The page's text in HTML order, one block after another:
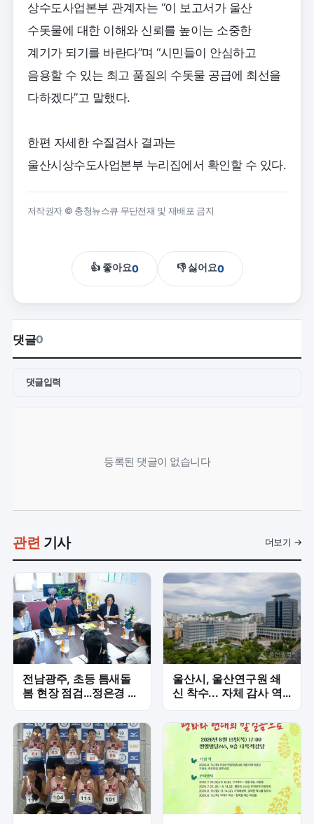
상수도사업본부 관계자는 “이 보고서가 울산
수돗물에 대한 이해와 신뢰를 높이는 소중한
계기가 되기를 바란다”며 “시민들이 안심하고
음용할 수 있는 최고 품질의 수돗물 공급에 최선을
다하겠다”고 말했다.
한편 자세한 수질검사 결과는
울산시상수도사업본부 누리집에서 확인할 수 있다.
저작권자 © 충청뉴스큐 무단전재 및 재배포 금지
👍 좋아요0 👎 싫어요0
댓글0
댓글입력
등록된 댓글이 없습니다
관련 기사 더보기 →
전남광주, 초등 틈새돌
봄 현장 점검…정은경 장
울산시, 울산연구원 쇄
신 착수... 자체 감사 역